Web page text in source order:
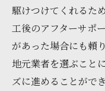
駆けつけてくれるた
工後のアフターサポ
があった場合にも頼
地元業者を選ぶこと
ズに進めることがで